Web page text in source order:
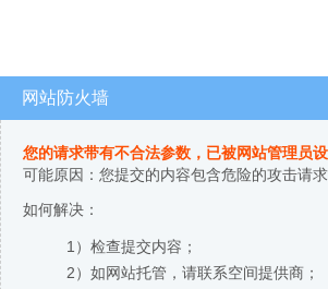
网站防火墙
您的请求带有不合法参数，已被网站管理员设
可能原因：您提交的内容包含危险的攻击请求
如何解决：
1）检查提交内容；
2）如网站托管，请联系空间提供商；